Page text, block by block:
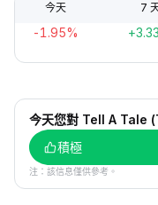
今天 7
-1.95%
今天您對 Tell A Tale
積極
注：該信息僅供參考。